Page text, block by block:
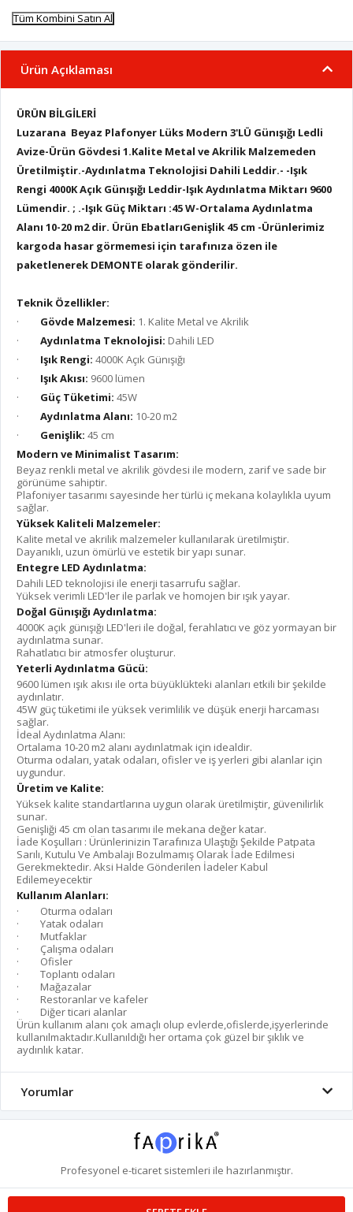
Tüm Kombini Satın Al
Ürün Açıklaması
ÜRÜN BİLGİLERİ
Luzarana Beyaz Plafonyer Lüks Modern 3'LÜ Günışığı Ledli
Avize-Ürün Gövdesi 1.Kalite Metal ve Akrilik Malzemeden
Üretilmiştir.-Aydınlatma Teknolojisi Dahili Leddir.- -Işık
Rengi 4000K Açık Günışığı Leddir-Işık Aydınlatma Miktarı 9600
Lümendir. ; .-Işık Güç Miktarı :45 W-Ortalama Aydınlatma
Alanı 10-20 m2 dir. Ürün EbatlarıGenişlik 45 cm -Ürünlerimiz
kargoda hasar görmemesi için tarafınıza özen ile
paketlenerek DEMONTE olarak gönderilir.
Teknik Özellikler:
· Gövde Malzemesi: 1. Kalite Metal ve Akrilik
· Aydınlatma Teknolojisi: Dahili LED
· Işık Rengi: 4000K Açık Günışığı
· Işık Akısı: 9600 lümen
· Güç Tüketimi: 45W
· Aydınlatma Alanı: 10-20 m2
· Genişlik: 45 cm
Modern ve Minimalist Tasarım:
Beyaz renkli metal ve akrilik gövdesi ile modern, zarif ve sade bir
görünüme sahiptir.
Plafoniyer tasarımı sayesinde her türlü iç mekana kolaylıkla uyum
sağlar.
Yüksek Kaliteli Malzemeler:
Kalite metal ve akrilik malzemeler kullanılarak üretilmiştir.
Dayanıklı, uzun ömürlü ve estetik bir yapı sunar.
Entegre LED Aydınlatma:
Dahili LED teknolojisi ile enerji tasarrufu sağlar.
Yüksek verimli LED'ler ile parlak ve homojen bir ışık yayar.
Doğal Günışığı Aydınlatma:
4000K açık günışığı LED'leri ile doğal, ferahlatıcı ve göz yormayan bir
aydınlatma sunar.
Rahatlatıcı bir atmosfer oluşturur.
Yeterli Aydınlatma Gücü:
9600 lümen ışık akısı ile orta büyüklükteki alanları etkili bir şekilde
aydınlatır.
45W güç tüketimi ile yüksek verimlilik ve düşük enerji harcaması
sağlar.
İdeal Aydınlatma Alanı:
Ortalama 10-20 m2 alanı aydınlatmak için idealdir.
Oturma odaları, yatak odaları, ofisler ve iş yerleri gibi alanlar için
uygundur.
Üretim ve Kalite:
Yüksek kalite standartlarına uygun olarak üretilmiştir, güvenilirlik
sunar.
Genişliği 45 cm olan tasarımı ile mekana değer katar.
İade Koşulları : Ürünlerinizin Tarafınıza Ulaştığı Şekilde Patpata
Sarılı, Kutulu Ve Ambalajı Bozulmamış Olarak İade Edilmesi
Gerekmektedir. Aksi Halde Gönderilen İadeler Kabul
Edilemeyecektir
Kullanım Alanları:
· Oturma odaları
· Yatak odaları
· Mutfaklar
· Çalışma odaları
· Ofisler
· Toplantı odaları
· Mağazalar
· Restoranlar ve kafeler
· Diğer ticari alanlar
Ürün kullanım alanı çok amaçlı olup evlerde,ofislerde,işyerlerinde
kullanılmaktadır.Kullanıldığı her ortama çok güzel bir şıklık ve
aydınlık katar.
Yorumlar
Profesyonel e-ticaretsistemleri ile hazırlanmıştır.